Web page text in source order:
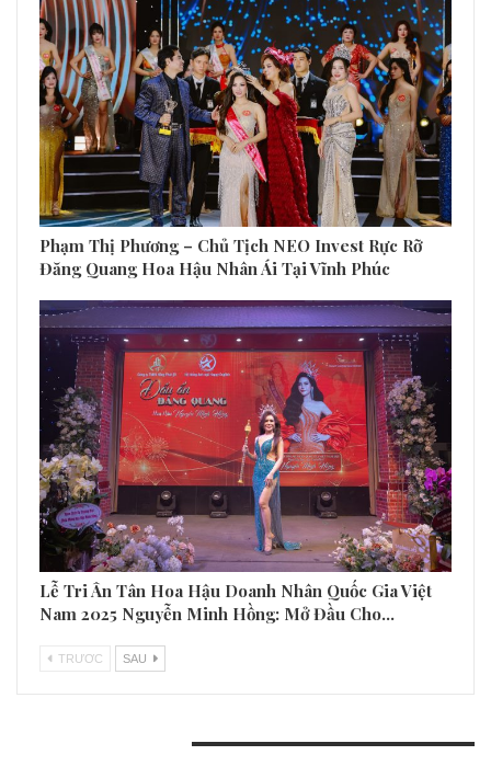
Phạm Thị Phương – Chủ Tịch NEO Invest Rực Rỡ
Đăng Quang Hoa Hậu Nhân Ái Tại Vĩnh Phúc
Lễ Tri Ân Tân Hoa Hậu Doanh Nhân Quốc Gia Việt
Nam 2025 Nguyễn Minh Hồng: Mở Đầu Cho…
TRƯƠC SAU